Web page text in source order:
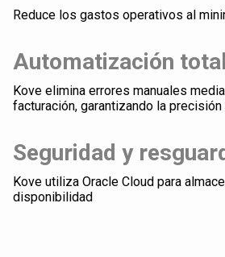
Reduce los gastos operativos al
Automatización total
Kove elimina errores manuales
facturación, garantizando la
Seguridad y
Kove utiliza Oracle Cloud para
disponibilidad